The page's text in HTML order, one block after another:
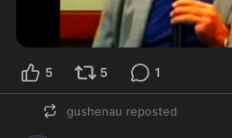
5 5 1
gushenau reposted